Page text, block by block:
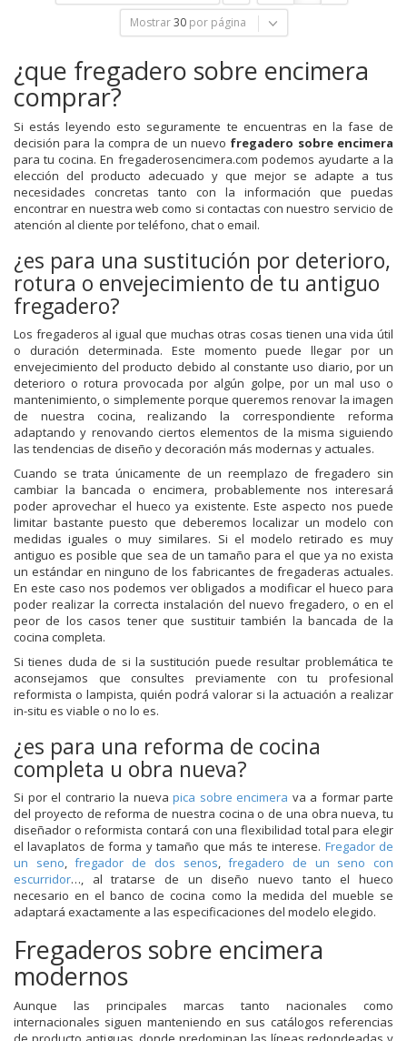
Mostrar 30 por página
¿que fregadero sobre encimera
comprar?
Si estás leyendo esto seguramente te encuentras en la fase de
decisión para la compra de un nuevo fregadero sobre encimera
para tu cocina. En fregaderosencimera.com podemos ayudarte a la
elección del producto adecuado y que mejor se adapte a tus
necesidades concretas tanto con la información que puedas
encontrar en nuestra web como si contactas con nuestro servicio de
atención al cliente por teléfono, chat o email.
¿es para una sustitución por deterioro,
rotura o envejecimiento de tu antiguo
fregadero?
Los fregaderos al igual que muchas otras cosas tienen una vida útil
o duración determinada. Este momento puede llegar por un
envejecimiento del producto debido al constante uso diario, por un
deterioro o rotura provocada por algún golpe, por un mal uso o
mantenimiento, o simplemente porque queremos renovar la imagen
de nuestra cocina, realizando la correspondiente reforma
adaptando y renovando ciertos elementos de la misma siguiendo
las tendencias de diseño y decoración más modernas y actuales.
Cuando se trata únicamente de un reemplazo de fregadero sin
cambiar la bancada o encimera, probablemente nos interesará
poder aprovechar el hueco ya existente. Este aspecto nos puede
limitar bastante puesto que deberemos localizar un modelo con
medidas iguales o muy similares. Si el modelo retirado es muy
antiguo es posible que sea de un tamaño para el que ya no exista
un estándar en ninguno de los fabricantes de fregaderas actuales.
En este caso nos podemos ver obligados a modificar el hueco para
poder realizar la correcta instalación del nuevo fregadero, o en el
peor de los casos tener que sustituir también la bancada de la
cocina completa.
Si tienes duda de si la sustitución puede resultar problemática te
aconsejamos que consultes previamente con tu profesional
reformista o lampista, quién podrá valorar si la actuación a realizar
in-situ es viable o no lo es.
¿es para una reforma de cocina
completa u obra nueva?
Si por el contrario la nueva pica sobre encimera va a formar parte
del proyecto de reforma de nuestra cocina o de una obra nueva, tu
diseñador o reformista contará con una flexibilidad total para elegir
el lavaplatos de forma y tamaño que más te interese. Fregador de
un seno,fregador de dos senos,fregadero de un seno con
escurridor…, al tratarse de un diseño nuevo tanto el hueco
necesario en el banco de cocina como la medida del mueble se
adaptará exactamente a las especificaciones del modelo elegido.
Fregaderos sobre encimera
modernos
Aunque las principales marcas tanto nacionales como
internacionales siguen manteniendo en sus catálogos referencias